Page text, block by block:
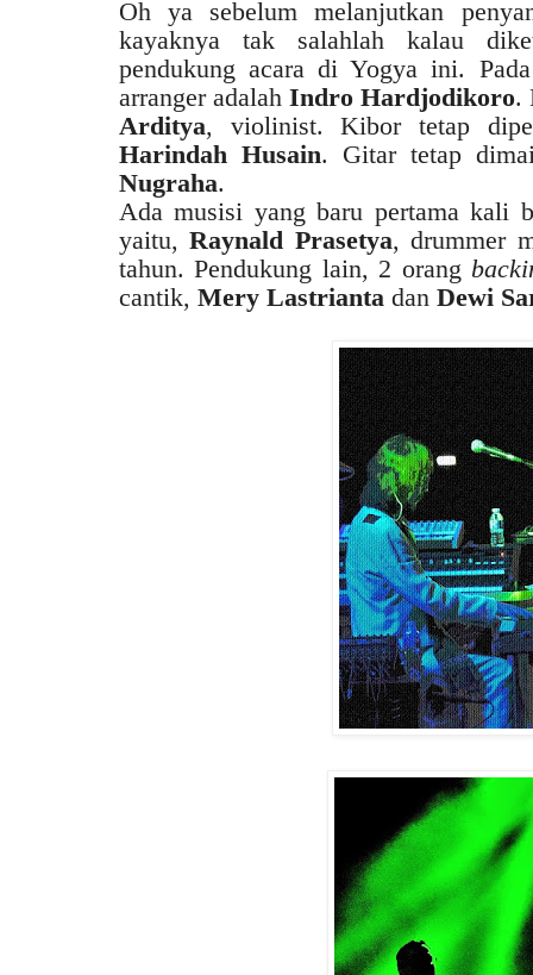
Oh ya sebelum melanjutkan
kayaknya tak salahlah kalau
pendukung acara di Yogya ini.
arranger adalah Indro Hardjodikoro.
Arditya, violinist. Kibor tetap
Harindah Husain. Gitar tetap
Nugraha.
Ada musisi yang baru pertama kali
yaitu,Raynald Prasetya, drummer
tahun. Pendukung lain, 2 orang
cantik, Mery Lastrianta dan Dewi